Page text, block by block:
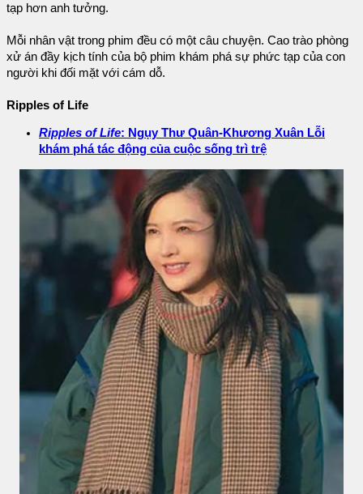
tạp hơn anh tưởng.
Mỗi nhân vật trong phim đều có một câu chuyện. Cao trào phòng
xử án đầy kịch tính của bộ phim khám phá sự phức tạp của con
người khi đối mặt với cám dỗ.
Ripples of Life
Ripples of Life: Ngụy Thư Quân-Khương Xuân Lỗi
khám phá tác động của cuộc sống trì trệ